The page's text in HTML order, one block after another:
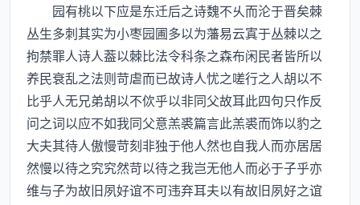
园有桃以下应是东迁后之诗魏不乆而沦于晋矣棘
丛生多刺其实为小枣园圃多以为藩易云寘于丛棘以之
拘禁罪人诗人葢以棘比法令科条之森布闲民者皆所以
养民衰乱之法则苛虐而已故诗人忧之嗟行之人胡以不
比乎人无兄弟胡以不佽乎以非同父故耳此四句只作反
问之词以应不如我同父意羔裘篇言此羔裘而饰以豹之
大夫其待人傲慢苛刻非独于他人然也自我人而亦居居
然慢以待之究究然苛以待之我岂无他人而必于子乎亦
维与子为故旧夙好谊不可违弃耳夫以有故旧夙好之谊